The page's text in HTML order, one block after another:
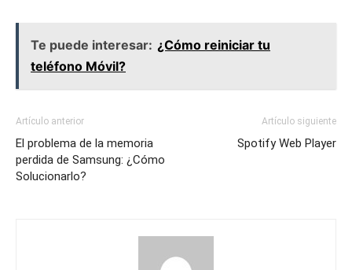
Te puede interesar: ¿Cómo reiniciar tu
teléfono Móvil?
Artículo anterior
El problema de la memoria
perdida de Samsung: ¿Cómo
Solucionarlo?
Artículo siguiente
Spotify Web Player